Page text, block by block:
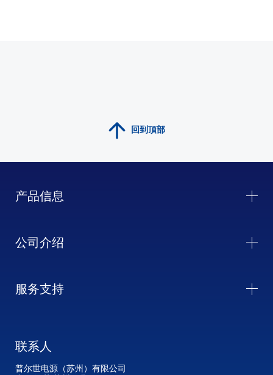
回到頂部
产品信息
公司介绍
服务支持
联系人
普尔世电源（苏州）有限公司